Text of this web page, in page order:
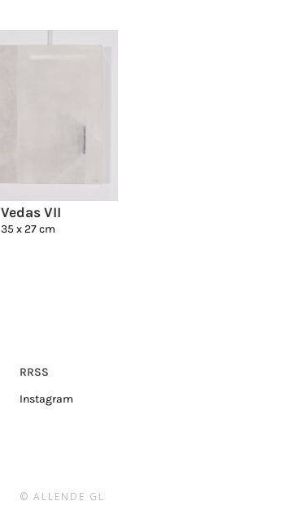
Vedas VII
35 x 27 cm
RRSS
Instagram
© ALLENDE GL